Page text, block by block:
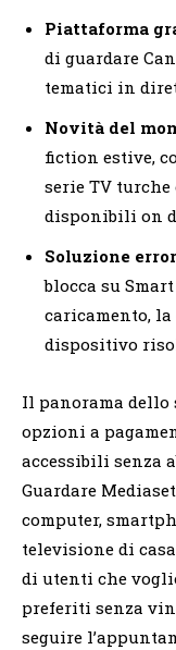
Piattaforma
di guardare
tematici in
Novità del
fiction estive,
serie TV turche
disponibili on
Soluzione
blocca su
caricamento,
dispositivo
Il panorama
opzioni a
accessibili senza
Guardare
computer,
televisione di
di utenti che
preferiti senza
seguire